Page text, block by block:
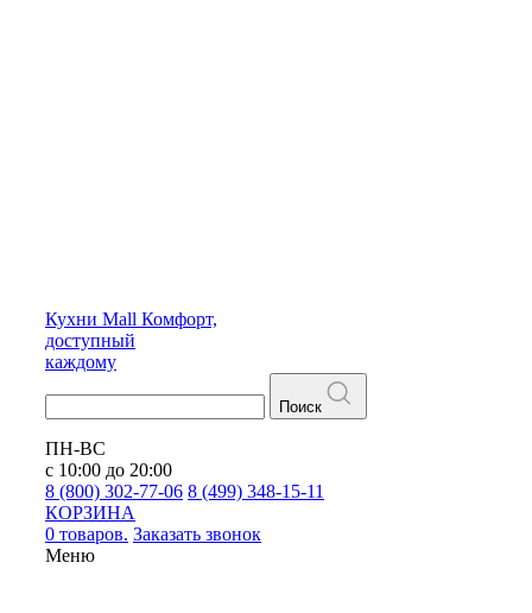
Кухни Mall Комфорт,
доступный
каждому
Поиск
ПН-ВС
с 10:00 до 20:00
8 (800) 302-77-06 8 (499) 348-15-11
КОРЗИНА
0 товаров. Заказать звонок
Меню